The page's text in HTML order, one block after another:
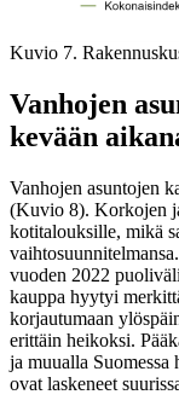
Kuvio 7.
Vanhojen
kevään
Vanhojen asuntojen
(Kuvio 8). Korkojen
kotitalouksille, mikä
vuoden 2022
kauppa hyytyi
korjautumaan
erittäin heikoksi.
ja muualla Suomessa
ovat laskeneet